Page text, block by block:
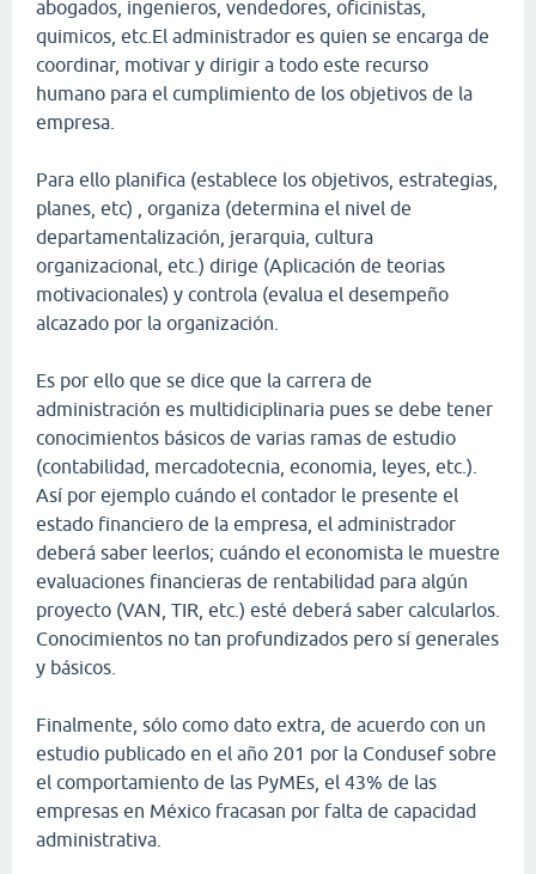
abogados, ingenieros, vendedores, oficinistas,
quimicos, etc.El administrador es quien se encarga de
coordinar, motivar y dirigir a todo este recurso
humano para el cumplimiento de los objetivos de la
empresa.
Para ello planifica (establece los objetivos, estrategias,
planes, etc) , organiza (determina el nivel de
departamentalización, jerarquia, cultura
organizacional, etc.) dirige (Aplicación de teorias
motivacionales) y controla (evalua el desempeño
alcazado por la organización.
Es por ello que se dice que la carrera de
administración es multidiciplinaria pues se debe tener
conocimientos básicos de varias ramas de estudio
(contabilidad, mercadotecnia, economia, leyes, etc.).
Así por ejemplo cuándo el contador le presente el
estado financiero de la empresa, el administrador
deberá saber leerlos; cuándo el economista le muestre
evaluaciones financieras de rentabilidad para algún
proyecto (VAN, TIR, etc.) esté deberá saber calcularlos.
Conocimientos no tan profundizados pero sí generales
y básicos.
Finalmente, sólo como dato extra, de acuerdo con un
estudio publicado en el año 201 por la Condusef sobre
el comportamiento de las PyMEs, el 43% de las
empresas en México fracasan por falta de capacidad
administrativa.